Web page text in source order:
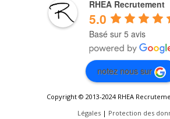
RHEA Recrutement
5.0
Basé sur 5 avis
notez nous sur
Copyright © 2013-2024 RHEA
Légales | Protection des